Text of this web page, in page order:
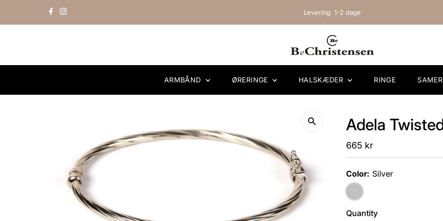
Skip to content Levering: 1-2 dage
ARMBÅND ØRERINGE HALSKÆDER RINGE SAMER
Adela
Regular
Price
665 kr
Color: Silver
Quantity